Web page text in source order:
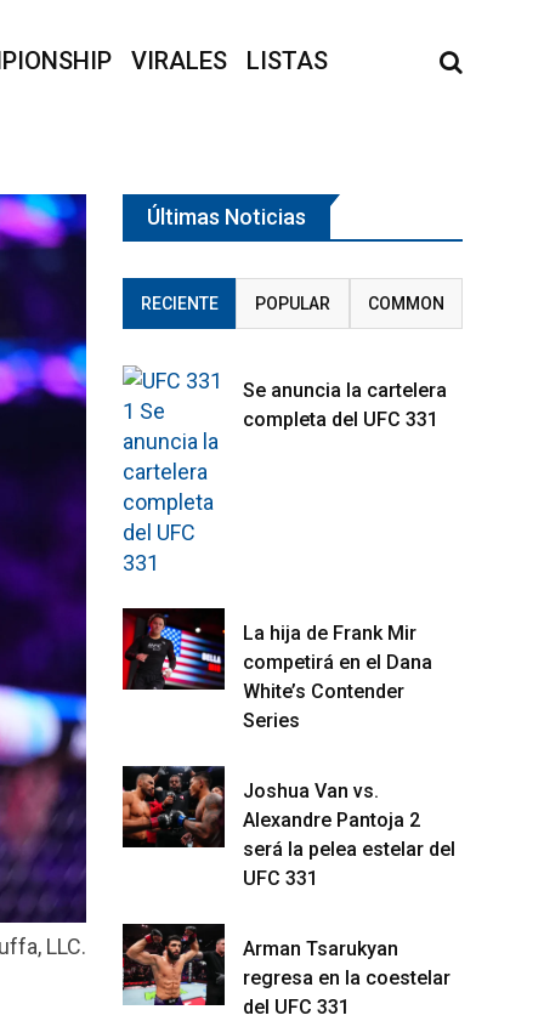
VIRALES LISTAS
LLC.
Últimas Noticias
RECIENTE POPULAR COMMON
Se anuncia la cartelera
completa del UFC 331
La hija de Frank Mir
competirá en el Dana
White’s Contender
Series
Joshua Van vs.
Alexandre Pantoja 2
será la pelea estelar del
UFC 331
Arman Tsarukyan
regresa en la coestelar
del UFC 331